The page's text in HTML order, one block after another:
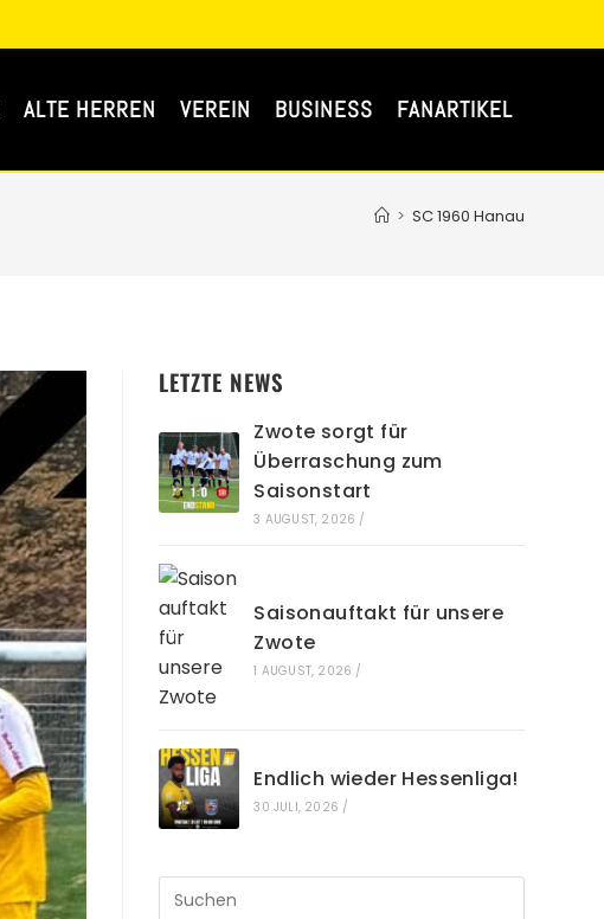
ALTE HERREN VEREIN BUSINESS FANARTIKEL
> SC 1960 Hanau
LETZTE NEWS
Zwote sorgt für
Überraschung zum
Saisonstart
3 AUGUST, 2026 /
Saisonauftakt für unsere
Zwote
1 AUGUST, 2026 /
Endlich wieder Hessenliga!
30 JULI, 2026 /